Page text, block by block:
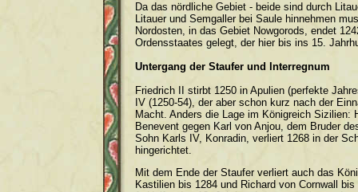
Da das nördliche Gebiet - beide sind durch
Litauer und Semgaller bei Saule hinnehmen
Nordosten, in das Gebiet Nowgorods, endet
Ordensstaates gelegt, der hier bis ins 15.
Untergang der Staufer und Interregnum
Friedrich II stirbt 1250 in Apulien (perfekte
IV (1250-54), der aber schon kurz nach der
Macht. Anders die Lage im Königreich
Benevent gegen Karl von Anjou, dem Bruder
Sohn Karls IV, Konradin, verliert 1268 in der
hingerichtet.
Mit dem Ende der Staufer verliert auch das
Kastilien bis 1284 und Richard von Cornwall